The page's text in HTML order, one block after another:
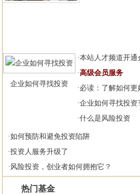
企业如何寻找投资
·本站人才频道开通
·高级会员服务
·必读：了解如何更
·企业如何寻找投资?
·什么是风险投资
·如何预防和避免投资陷阱
·投资人服务升级了
·风险投资，创业者如何拥抱它？
热门基金